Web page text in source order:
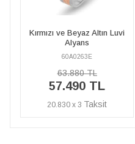
Pırlanta Taşlı Kırmızı ve
Beyaz Altın Luvi Alyans
60A0263A
152.750 TL
137.480 TL
49.812 x 3